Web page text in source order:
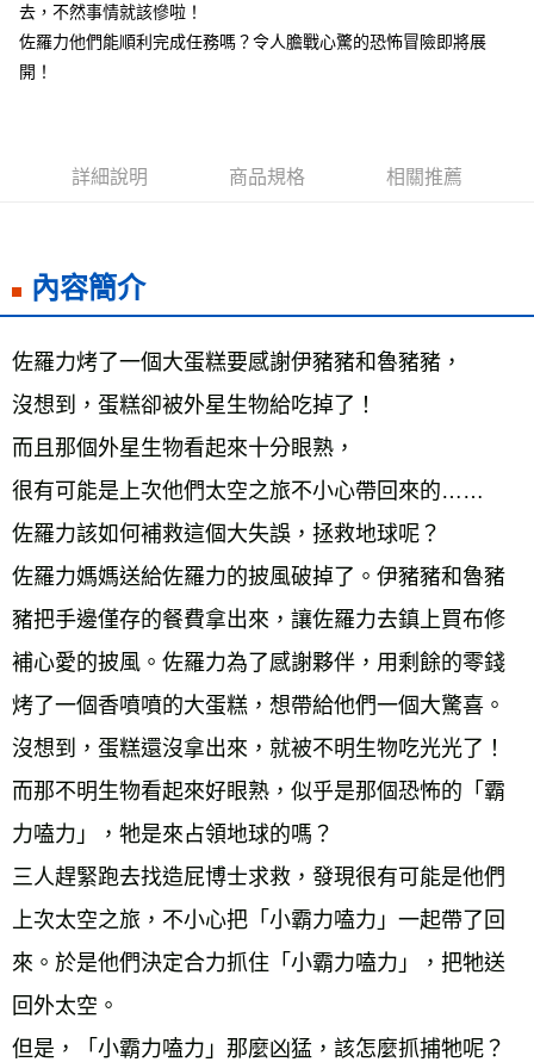
全家取貨付款
每筆NT$50，滿NT$499(含以上)免運費
7-11取貨付款
每筆NT$60，滿NT$799(含以上)免運費
每筆NT$70，滿NT$799(含以上)免運費
離島宅配
每筆NT$200，滿NT$99,999(含以上)免運費
海外叢書運費 查看運費
雜誌海外運費
數位商品海外免運 查看運費
去，不然事情就該慘啦！
佐羅力他們能順利完成任務嗎？令人膽戰心驚的恐怖冒險即將展
開！
詳細說明 商品規格 相關推薦
內容簡介
佐羅力烤了一個大蛋糕要感謝伊豬豬和魯豬豬，
沒想到，蛋糕卻被外星生物給吃掉了！
而且那個外星生物看起來十分眼熟，
很有可能是上次他們太空之旅不小心帶回來的……
佐羅力該如何補救這個大失誤，拯救地球呢？
佐羅力媽媽送給佐羅力的披風破掉了。伊豬豬和魯豬
豬把手邊僅存的餐費拿出來，讓佐羅力去鎮上買布修
補心愛的披風。佐羅力為了感謝夥伴，用剩餘的零錢
烤了一個香噴噴的大蛋糕，想帶給他們一個大驚喜。
沒想到，蛋糕還沒拿出來，就被不明生物吃光光了！
而那不明生物看起來好眼熟，似乎是那個恐怖的「霸
力嗑力」，牠是來占領地球的嗎？
三人趕緊跑去找造屁博士求救，發現很有可能是他們
上次太空之旅，不小心把「小霸力嗑力」一起帶了回
來。於是他們決定合力抓住「小霸力嗑力」，把牠送
回外太空。
但是，「小霸力嗑力」那麼凶猛，該怎麼抓捕牠呢？